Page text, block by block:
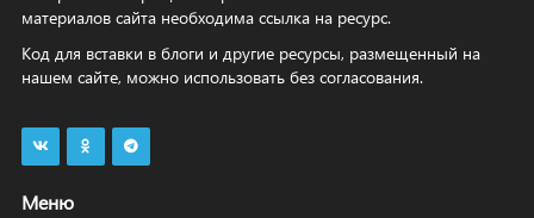
материалов сайта необходима ссылка на ресурс.
Код для вставки в блоги и другие ресурсы, размещенный на
нашем сайте, можно использовать без согласования.
Меню